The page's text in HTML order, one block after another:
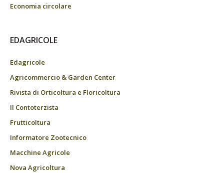
Economia circolare
EDAGRICOLE
Edagricole
Agricommercio & Garden Center
Rivista di Orticoltura e Floricoltura
Il Contoterzista
Frutticoltura
Informatore Zootecnico
Macchine Agricole
Nova Agricoltura